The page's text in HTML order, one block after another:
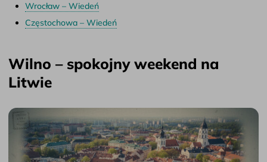
Wrocław – Wiedeń
Częstochowa – Wiedeń
Wilno – spokojny weekend na
Litwie